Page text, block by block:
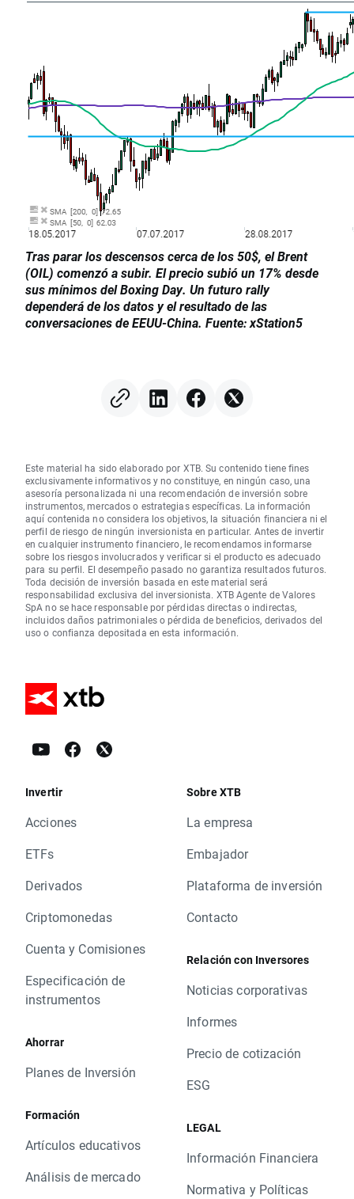
Tras parar los descensos cerca de los 50$, el Brent
(OIL) comenzó a subir. El precio subió un 17% desde
sus mínimos del Boxing Day. Un futuro rally
dependerá de los datos y el resultado de las
conversaciones de EEUU-China. Fuente: xStation5
Este material ha sido elaborado por XTB. Su contenido tiene fines
exclusivamente informativos y no constituye, en ningún caso, una
asesoría personalizada ni una recomendación de inversión sobre
instrumentos, mercados o estrategias específicas. La información
aquí contenida no considera los objetivos, la situación financiera ni el
perfil de riesgo de ningún inversionista en particular. Antes de invertir
en cualquier instrumento financiero, le recomendamos informarse
sobre los riesgos involucrados y verificar si el producto es adecuado
para su perfil. El desempeño pasado no garantiza resultados futuros.
Toda decisión de inversión basada en este material será
responsabilidad exclusiva del inversionista. XTB Agente de Valores
SpA no se hace responsable por pérdidas directas o indirectas,
incluidos daños patrimoniales o pérdida de beneficios, derivados del
uso o confianza depositada en esta información.
Invertir
Acciones
ETFs
Derivados
Criptomonedas
Cuenta y Comisiones
Especificación de
instrumentos
Ahorrar
Planes de Inversión
Formación
Artículos educativos
Análisis de mercado
Sobre XTB
La empresa
Embajador
Plataforma de inversión
Contacto
Relación con Inversores
Noticias corporativas
Informes
Precio de cotización
ESG
LEGAL
Información Financiera
Normativa y Políticas